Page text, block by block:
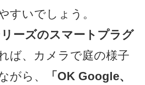
すいでしょう。
ーズのスマートプラグ
ば、カメラで庭の様子
がら、
「OK Google、